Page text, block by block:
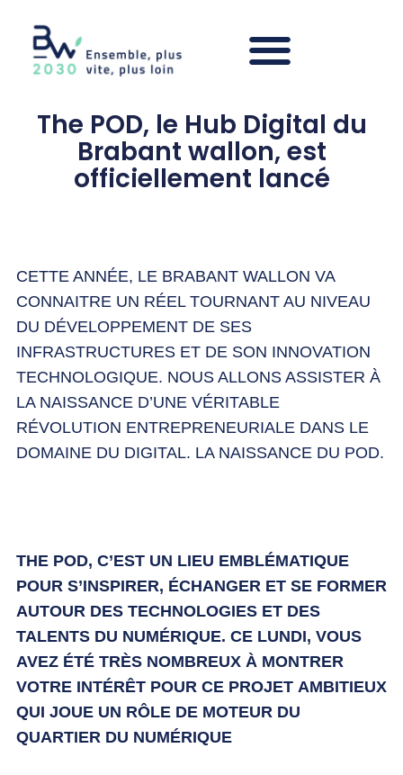
The POD, le Hub Digital du
Brabant wallon, est
officiellement lancé
CETTE ANNÉE, LE BRABANT WALLON VA
CONNAITRE UN RÉEL TOURNANT AU NIVEAU
DU DÉVELOPPEMENT DE SES
INFRASTRUCTURES ET DE SON INNOVATION
TECHNOLOGIQUE. NOUS ALLONS ASSISTER À
LA NAISSANCE D’UNE VÉRITABLE
RÉVOLUTION ENTREPRENEURIALE DANS LE
DOMAINE DU DIGITAL. LA NAISSANCE DU POD.
THE POD, C’EST UN LIEU EMBLÉMATIQUE
POUR S’INSPIRER, ÉCHANGER ET SE FORMER
AUTOUR DES TECHNOLOGIES ET DES
TALENTS DU NUMÉRIQUE. CE LUNDI, VOUS
AVEZ ÉTÉ TRÈS NOMBREUX À MONTRER
VOTRE INTÉRÊT POUR CE PROJET AMBITIEUX
QUI JOUE UN RÔLE DE MOTEUR DU
QUARTIER DU NUMÉRIQUE